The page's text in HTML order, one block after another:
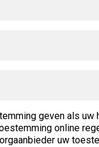
geven als
online
uw